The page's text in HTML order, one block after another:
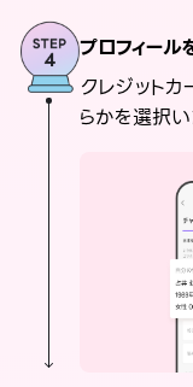
プロフィー
クレジットカ
らかを選択い